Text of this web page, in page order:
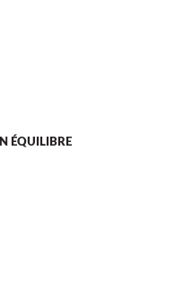
ÉQUILIBRE